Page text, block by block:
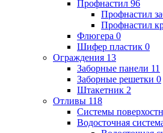
Профнастил 96
Профнастил
Профнастил
Флюгера 0
Шифер пластик 0
Ограждения 13
Заборные панели 11
Заборные решетки 0
Штакетник 2
Отливы 118
Системы
Водосточная